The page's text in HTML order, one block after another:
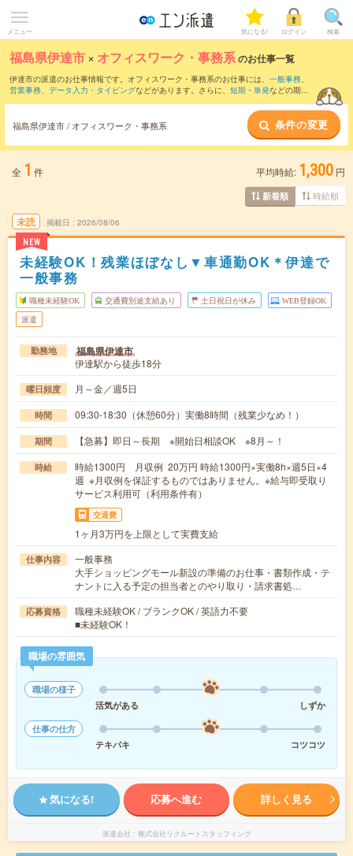
メニュー 気になる! ログイン 検索
福島県伊達市 × オフィスワーク・事務系のお仕事一覧
伊達市の派遣のお仕事情報です。オフィスワーク・事務系のお仕事には、 一般事務、
営業事務、 データ入力・タイピングなどがあります。さらに、 短期 ・ 単発などの期間
福島県伊達市 / オフィスワーク・事務系 条件の変更
全 1 件 平均時給: 1,300 円
新着順 時給順
未読
NEW
掲載日 2026/08/06
未経験OK！残業ほぼなし▼車通勤OK＊伊達で
一般事務
職種未経験OK 交通費別途支給あり 土日祝日が休み WEB登録OK
派遣
勤務地 福島県伊達市
伊達駅から徒歩18分
曜日頻度 月～金／週5日
時間 09:30-18:30（休憩60分）実働8時間（残業少なめ！）
期間 【急募】即日～長期 ※開始日相談OK ※8月～！
時給
時給1300円 月収例 20万円 時給1300円×実働8h×週5日×4
週 ※月収例を保証するものではありません。※給与即受取り
サービス利用可（利用条件有）
交通費
1ヶ月3万円を上限として実費支給
仕事内容
一般事務
大手ショッピングモール新設の準備のお仕事・書類作成・テ
ナントに入る予定の担当者とのやり取り・請求書処…
応募資格
職種未経験OK / ブランクOK / 英語力不要
■未経験OK！
職場の雰囲気
職場の様子
活気がある
しずか
仕事の仕方
テキパキ
コツコツ
気になる! 応募へ進む 詳しく見る
派遣会社 株式会社リクルートスタッフィング